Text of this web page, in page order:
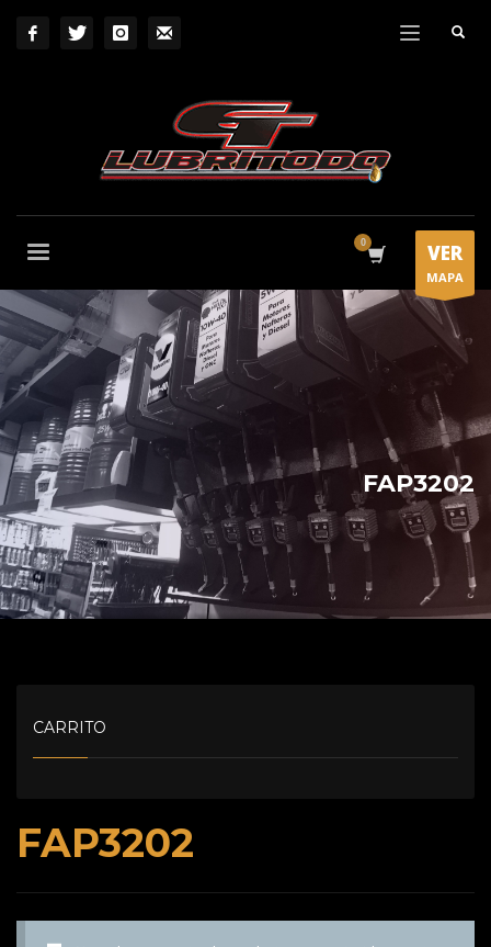
VER
MAPA
FAP3202
FAP3202
CARRITO